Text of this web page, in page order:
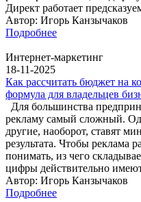
Директ работает
Автор: Игорь Канзычаков
Подробнее
Интернет-маркетинг
18-11-2025
Как рассчитать бюджет на
формула для владельцев
Для большинства
рекламу самый сложный.
другие, наоборот, ставят
результата. Чтобы реклама
понимать, из чего
цифры действительно
Автор: Игорь Канзычаков
Подробнее